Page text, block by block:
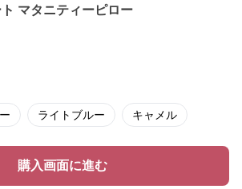
マタニティーピロー
ライトブルー キャメル
購入画面に進む